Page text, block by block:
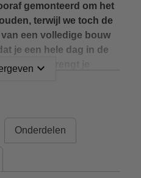
gemonteerd om het
terwijl we toch de
een volledige bouw
je een hele dag in de
elke stap brengt je
geordend in
in de fabriek
inbegrepen. Een
leidt
expand_more
Onderdelen